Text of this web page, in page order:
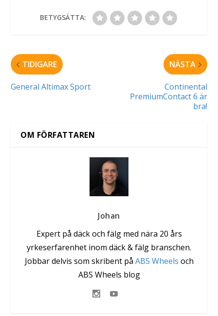
BETYGSÄTTA:
TIDIGARE
General Altimax Sport
NÄSTA
Continental
PremiumContact 6 är
bra!
OM FÖRFATTAREN
Johan
Expert på däck och fälg med nära 20 års
yrkeserfarenhet inom däck & fälg branschen.
Jobbar delvis som skribent på ABS Wheels och
ABS Wheels blog